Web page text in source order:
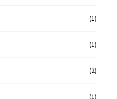
(1)
(1)
(2)
(1)